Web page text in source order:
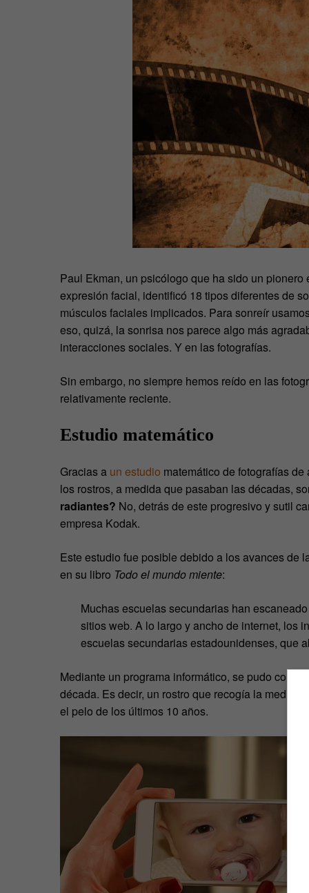
Paul Ekman, un psicólogo que ha sido un
expresión facial, identificó 18 tipos diferentes de
músculos faciales implicados. Para sonreír
eso, quizá, la sonrisa nos parece algo más
interacciones sociales. Y en las fotografías.
Sin embargo, no siempre hemos reído en las
relativamente reciente.
Estudio matemático
Gracias a un estudio matemático de fotografías
los rostros, a medida que pasaban las décadas,
radiantes? No, detrás de este progresivo y sutil
empresa Kodak.
Este estudio fue posible debido a los avances de
en su libro Todo el mundo miente:
Muchas escuelas secundarias han
sitios web. A lo largo y ancho de internet, los
escuelas secundarias estadounidenses, que
Mediante un programa informático, se pudo
década. Es decir, un rostro que recogía la media
el pelo de los últimos 10 años.